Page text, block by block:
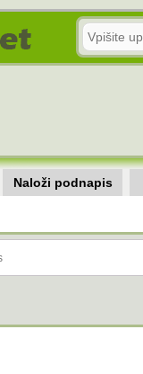
Naloži podnapis